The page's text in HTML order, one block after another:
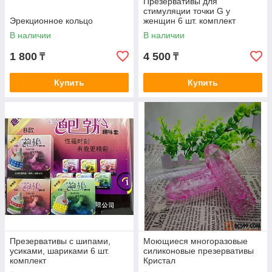
Дополнительная стимуляция
Презервативы с шипами могут быть
интересным способом добавить
дополнительную стимуляцию во время
секса.
Смазки
Использование смазок может улучшить
ощущения во время секса.
Эрекционное кольцо
В наличии
1 800 ₸
Купить
стимуляции точки G у
женщин 6 шт. комплект
В наличии
4 500 ₸
Купить
Презервативы с шипами,
усиками, шариками 6 шт.
комплект
Моющиеся многоразовые
силиконовые презервативы
Кристал